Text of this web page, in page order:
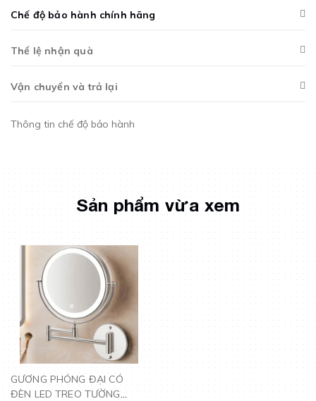
Chế độ bảo hành chính hãng
Thể lệ nhận quà
Vận chuyển và trả lại
Thông tin chế độ bảo hành
Sản phẩm vừa xem
GƯƠNG PHÓNG ĐẠI CÓ
ĐÈN LED TREO TƯỜNG